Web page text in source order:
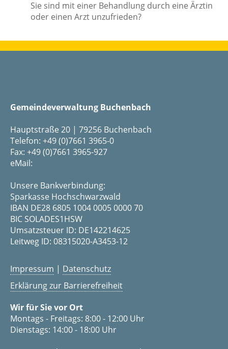
Sie sind mit einer Behandlung durch eine Ärztin
oder einen Arzt unzufrieden?
Gemeindeverwaltung Buchenbach
Hauptstraße 20 | 79256 Buchenbach
Telefon: +49 (0)7661 3965-0
Fax: +49 (0)7661 3965-927
eMail:
Unsere Bankverbindung:
Sparkasse Hochschwarzwald
IBAN DE28 6805 1004 0005 0000 70
BIC SOLADES1HSW
Umsatzsteuer ID: DE142214625
Leitweg ID: 08315020-A3453-12
Impressum | Datenschutz
Erklärung zur Barrierefreiheit
Wir für Sie vor Ort
Montags - Freitags: 8:00 - 12:00 Uhr
Dienstags: 14:00 - 18:00 Uhr